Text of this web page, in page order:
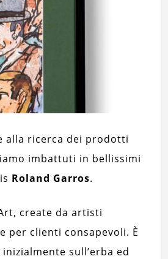
alla ricerca dei prodotti
imbattuti in bellissimi
Roland Garros.
create da artisti
per clienti consapevoli. È
sull’erba ed